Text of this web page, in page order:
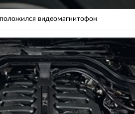
видеомагнитофон